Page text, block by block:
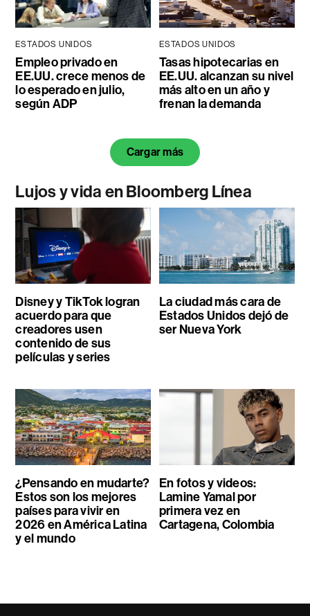
ESTADOS UNIDOS
Empleo privado en
EE.UU. crece menos de
lo esperado en julio,
según ADP
ESTADOS UNIDOS
Tasas hipotecarias en
EE.UU. alcanzan su nivel
más alto en un año y
frenan la demanda
Cargar más
Lujos y vida en Bloomberg Línea
Disney y TikTok logran
acuerdo para que
creadores usen
contenido de sus
películas y series
La ciudad más cara de
Estados Unidos dejó de
ser Nueva York
¿Pensando en mudarte?
Estos son los mejores
países para vivir en
2026 en América Latina
y el mundo
En fotos y videos:
Lamine Yamal por
primera vez en
Cartagena, Colombia